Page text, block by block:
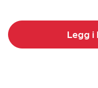
Legg i